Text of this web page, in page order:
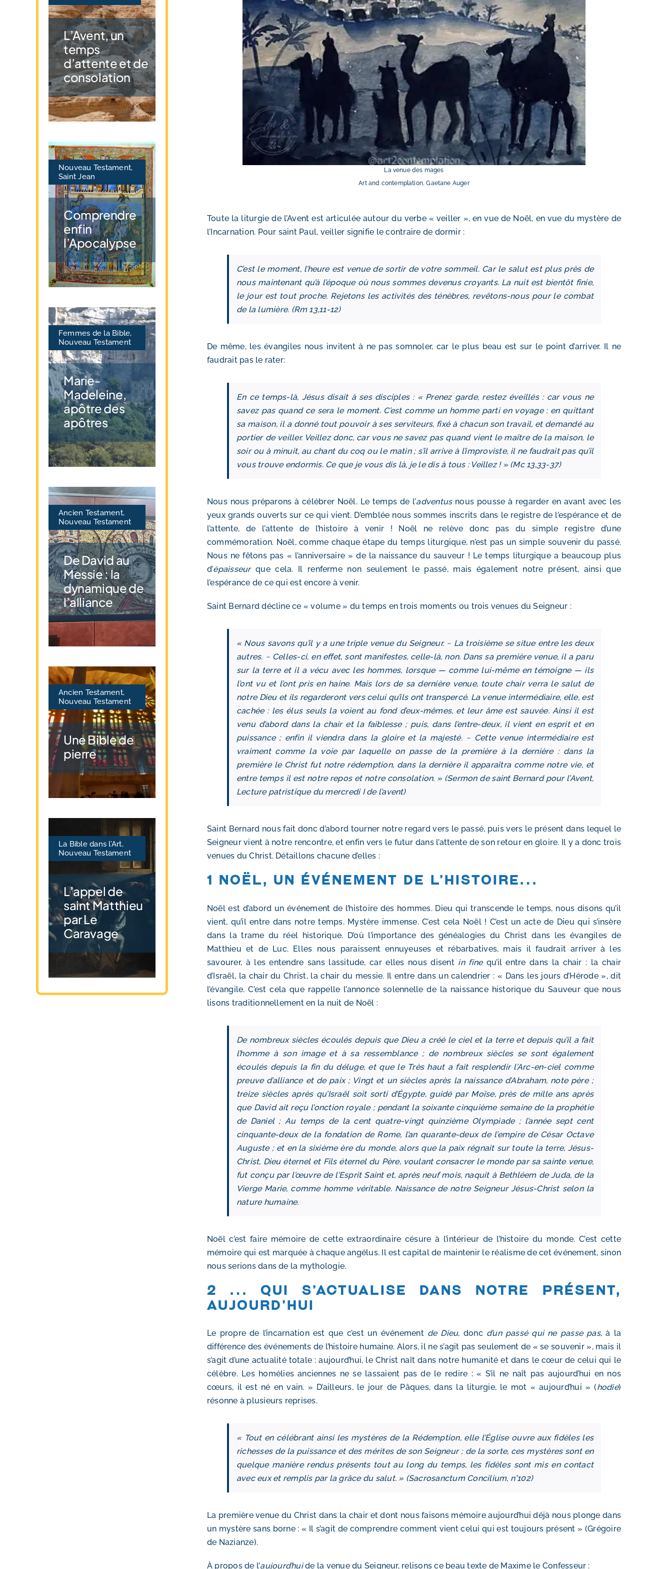
L’Avent, un
temps
d’attente et de
consolation
Nouveau Testament,
Saint Jean
Comprendre
enfin
l’Apocalypse
Femmes de la Bible,
Nouveau Testament
Marie-
Madeleine,
apôtre des
apôtres
Ancien Testament,
Nouveau Testament
De David au
Messie : la
dynamique de
l’alliance
Ancien Testament,
Nouveau Testament
Une Bible de
pierre
La Bible dans l’Art,
Nouveau Testament
L’appel de
saint Matthieu
par Le
Caravage
La venue des mages
Art and contemplation, Gaetane Auger
Toute la liturgie de l’Avent est articulée autour du verbe « veiller », en vue de Noël, en vue du mystère de
l’Incarnation. Pour saint Paul, veiller signifie le contraire de dormir :
C’est le moment, l’heure est venue de sortir de votre sommeil. Car le salut est plus près de
nous maintenant qu’à l’époque où nous sommes devenus croyants. La nuit est bientôt finie,
le jour est tout proche. Rejetons les activités des ténèbres, revêtons-nous pour le combat
de la lumière. (Rm 13,11-12)
De même, les évangiles nous invitent à ne pas somnoler, car le plus beau est sur le point d’arriver. Il ne
faudrait pas le rater:
En ce temps-là, Jésus disait à ses disciples : « Prenez garde, restez éveillés : car vous ne
savez pas quand ce sera le moment. C’est comme un homme parti en voyage : en quittant
sa maison, il a donné tout pouvoir à ses serviteurs, fixé à chacun son travail, et demandé au
portier de veiller. Veillez donc, car vous ne savez pas quand vient le maître de la maison, le
soir ou à minuit, au chant du coq ou le matin ; s’il arrive à l’improviste, il ne faudrait pas qu’il
vous trouve endormis. Ce que je vous dis là, je le dis à tous : Veillez ! » (Mc 13,33-37)
Nous nous préparons à célébrer Noël. Le temps de l’adventusnous pousse à regarder en avant avec les
yeux grands ouverts sur ce qui vient. D’emblée nous sommes inscrits dans le registre de l’espérance et de
l’attente, de l’attente de l’histoire à venir ! Noël ne relève donc pas du simple registre d’une
commémoration. Noël, comme chaque étape du temps liturgique, n’est pas un simple souvenir du passé.
Nous ne fêtons pas « l’anniversaire » de la naissance du sauveur ! Le temps liturgique a beaucoup plus
d’épaisseurque cela. Il renferme non seulement le passé, mais également notre présent, ainsi que
l’espérance de ce qui est encore à venir.
Saint Bernard décline ce « volume » du temps en trois moments ou trois venues du Seigneur :
« Nous savons qu’il y a une triple venue du Seigneur. ~ La troisième se situe entre les deux
autres. ~ Celles-ci, en effet, sont manifestes, celle-là, non. Dans sa première venue, il a paru
sur la terre et il a vécu avec les hommes, lorsque — comme lui-même en témoigne — ils
l’ont vu et l’ont pris en haine. Mais lors de sa dernière venue, toute chair verra le salut de
notre Dieu et ils regarderont vers celui qu’ils ont transpercé. La venue intermédiaire, elle, est
cachée : les élus seuls la voient au fond d’eux-mêmes, et leur âme est sauvée. Ainsi il est
venu d’abord dans la chair et la faiblesse ; puis, dans l’entre-deux, il vient en esprit et en
puissance ; enfin il viendra dans la gloire et la majesté. ~ Cette venue intermédiaire est
vraiment comme la voie par laquelle on passe de la première à la dernière : dans la
première le Christ fut notre rédemption, dans la dernière il apparaîtra comme notre vie, et
entre temps il est notre repos et notre consolation. » (Sermon de saint Bernard pour l’Avent,
Lecture patristique du mercredi I de l’avent)
Saint Bernard nous fait donc d’abord tourner notre regard vers le passé, puis vers le présent dans lequel le
Seigneur vient à notre rencontre, et enfin vers le futur dans l’attente de son retour en gloire. Il y a donc trois
venues du Christ. Détaillons chacune d’elles :
1 Noël, un événement de l’histoire…
Noël est d’abord un événement de l’histoire des hommes. Dieu qui transcende le temps, nous disons qu’il
vient, qu’il entre dans notre temps. Mystère immense. C’est cela Noël ! C’est un acte de Dieu qui s’insère
dans la trame du réel historique. D’où l’importance des généalogies du Christ dans les évangiles de
Matthieu et de Luc. Elles nous paraissent ennuyeuses et rébarbatives, mais il faudrait arriver à les
savourer, à les entendre sans lassitude, car elles nous disent in finequ’il entre dans la chair : la chair
d’Israël, la chair du Christ, la chair du messie. Il entre dans un calendrier : « Dans les jours d’Hérode », dit
l’évangile. C’est cela que rappelle l’annonce solennelle de la naissance historique du Sauveur que nous
lisons traditionnellement en la nuit de Noël :
De nombreux siècles écoulés depuis que Dieu a créé le ciel et la terre et depuis qu’il a fait
l’homme à son image et à sa ressemblance ; de nombreux siècles se sont également
écoulés depuis la fin du déluge, et que le Très haut a fait resplendir l’Arc-en-ciel comme
preuve d’alliance et de paix ; Vingt et un siècles après la naissance d’Abraham, note père ;
treize siècles après qu’Israël soit sorti d’Égypte, guidé par Moïse, près de mille ans après
que David ait reçu l’onction royale ; pendant la soixante cinquième semaine de la prophétie
de Daniel ; Au temps de la cent quatre-vingt quinzième Olympiade ; l’année sept cent
cinquante-deux de la fondation de Rome, l’an quarante-deux de l’empire de César Octave
Auguste ; et en la sixième ère du monde, alors que la paix régnait sur toute la terre, Jésus-
Christ, Dieu éternel et Fils éternel du Père, voulant consacrer le monde par sa sainte venue,
fut conçu par l’œuvre de l’Esprit Saint et, après neuf mois, naquit à Bethléem de Juda, de la
Vierge Marie, comme homme véritable. Naissance de notre Seigneur Jésus-Christ selon la
nature humaine.
Noël c’est faire mémoire de cette extraordinaire césure à l’intérieur de l’histoire du monde. C’est cette
mémoire qui est marquée à chaque angélus. Il est capital de maintenir le réalisme de cet événement, sinon
nous serions dans de la mythologie.
2 … qui s’actualise dans notre présent,
aujourd’hui
Le propre de l’incarnation est que c’est un événement de Dieu, donc d’un passé qui ne passe pas, à la
différence des événements de l’histoire humaine. Alors, il ne s’agit pas seulement de « se souvenir », mais il
s’agit d’une actualité totale : aujourd’hui, le Christ naît dans notre humanité et dans le cœur de celui qui le
célèbre. Les homélies anciennes ne se lassaient pas de le redire : « S’il ne naît pas aujourd’hui en nos
cœurs, il est né en vain. » D’ailleurs, le jour de Pâques, dans la liturgie, le mot « aujourd’hui » (hodie)
résonne à plusieurs reprises.
« Tout en célébrant ainsi les mystères de la Rédemption, elle l’Église ouvre aux fidèles les
richesses de la puissance et des mérites de son Seigneur ; de la sorte, ces mystères sont en
quelque manièrerendus présents tout au long du temps, les fidèles sont mis en contact
avec eux et remplis par la grâce du salut. » (Sacrosanctum Concilium, n°102)
La première venue du Christ dans la chair et dont nous faisons mémoire aujourd’hui déjà nous plonge dans
un mystère sans borne : « Il s’agit de comprendre comment vient celui qui est toujours présent » (Grégoire
de Nazianze).
À propos de l’aujourd’huide la venue du Seigneur, relisons ce beau texte de Maxime le Confesseur :